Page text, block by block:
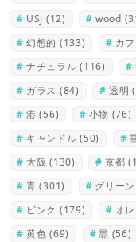
USJ (12) wood
幻想的 (133) カ
ナチュラル (116)
ガラス (84) 透明
港 (56) 小物 (76)
キャンドル (50)
大阪 (130) 京都
青 (301) グリーン
ピンク (179) オ
黄色 (69) 黒 (56)